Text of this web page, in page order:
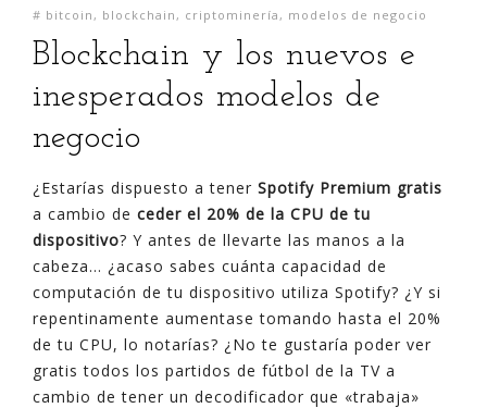
# bitcoin , blockchain , criptominería , modelos de negocio
Blockchain y los nuevos e
inesperados modelos de
negocio
¿Estarías dispuesto a tener Spotify Premium gratis
a cambio de ceder el 20% de la CPU de tu
dispositivo? Y antes de llevarte las manos a la
cabeza… ¿acaso sabes cuánta capacidad de
computación de tu dispositivo utiliza Spotify? ¿Y si
repentinamente aumentase tomando hasta el 20%
de tu CPU, lo notarías? ¿No te gustaría poder ver
gratis todos los partidos de fútbol de la TV a
cambio de tener un decodificador que «trabaja»